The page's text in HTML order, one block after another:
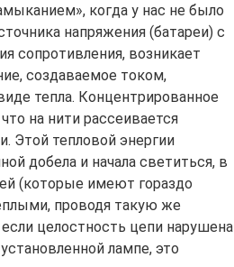
когда у нас не было
напряжения (батареи) с
сопротивления, возникает
создаваемое током,
тепла. Концентрированное
на нити рассеивается
Этой тепловой энергии
добела и начала светиться, в
(которые имеют гораздо
проводя такую же
целостность цепи нарушена
лампе, это